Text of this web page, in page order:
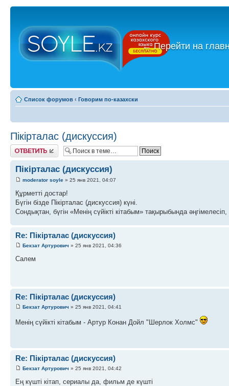
←Перейти на
Список форумов ‹ Говорим по-казахски
Пікірталас (дискуссия)
Ответить
Пікірталас (дискуссия)
moderator soyle » 25 янв 2021, 04:07
Құрметті достар!
Бүгін бізде Пікірталас (дискуссия) күні.
Сондықтан, бүгін «Менің сүйікті кітабым» тақырыбында
Re: Пікірталас (дискуссия)
Бекзат Артурович » 25 янв 2021, 04:36
Салем
Re: Пікірталас (дискуссия)
Бекзат Артурович » 25 янв 2021, 04:41
Менің сүйікті кітабым - Артур Конан Дойл "Шерлок Холмс"
Re: Пікірталас (дискуссия)
Бекзат Артурович » 25 янв 2021, 04:42
Ең күшті кітап, сериалы да, фильм де күшті